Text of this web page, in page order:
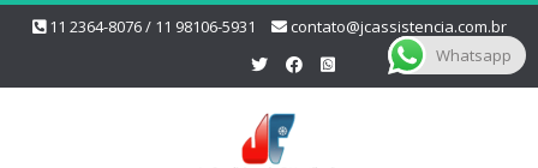
11 2364-8076 / 11 98106-5931 contato@jcassistencia.com.br
Whatsapp